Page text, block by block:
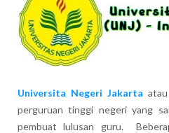
Universita Negeri Jakarta
perguruan tinggi negeri yang
pembuat lulusan guru.